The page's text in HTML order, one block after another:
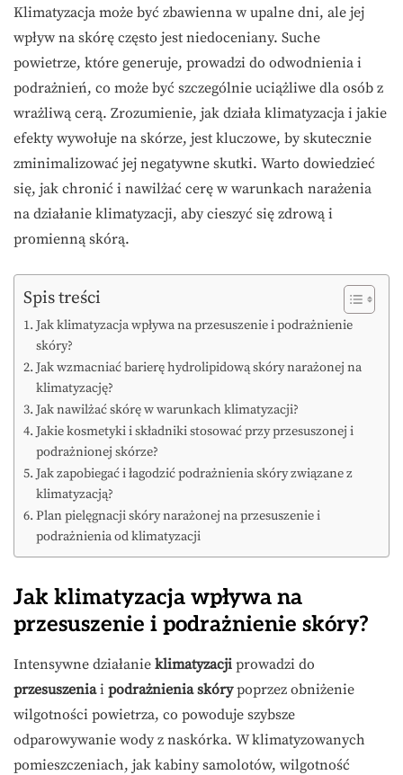
Klimatyzacja może być zbawienna w upalne dni, ale jej
wpływ na skórę często jest niedoceniany. Suche
powietrze, które generuje, prowadzi do odwodnienia i
podrażnień, co może być szczególnie uciążliwe dla osób z
wrażliwą cerą. Zrozumienie, jak działa klimatyzacja i jakie
efekty wywołuje na skórze, jest kluczowe, by skutecznie
zminimalizować jej negatywne skutki. Warto dowiedzieć
się, jak chronić i nawilżać cerę w warunkach narażenia
na działanie klimatyzacji, aby cieszyć się zdrową i
promienną skórą.
Spis treści
Jak klimatyzacja wpływa na przesuszenie i podrażnienie
skóry?
Jak wzmacniać barierę hydrolipidową skóry narażonej na
klimatyzację?
Jak nawilżać skórę w warunkach klimatyzacji?
Jakie kosmetyki i składniki stosować przy przesuszonej i
podrażnionej skórze?
Jak zapobiegać i łagodzić podrażnienia skóry związane z
klimatyzacją?
Plan pielęgnacji skóry narażonej na przesuszenie i
podrażnienia od klimatyzacji
Jak klimatyzacja wpływa na
przesuszenie i podrażnienie skóry?
Intensywne działanie klimatyzacji prowadzi do
przesuszeniai podrażnienia skórypoprzez obniżenie
wilgotności powietrza, co powoduje szybsze
odparowywanie wody z naskórka. W klimatyzowanych
pomieszczeniach, jak kabiny samolotów, wilgotność